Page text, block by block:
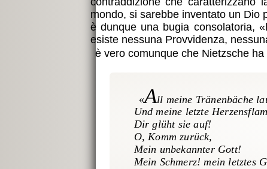
mondo, si sarebbe inventato un Dio
è dunque una bugia consolatoria,
esiste nessuna Provvidenza,
è vero comunque che Nietzsche
«All meine Tränenbäche
Und meine letzte
Dir glüht sie auf!
O, Komm zurück,
Mein unbekannter Gott!
Mein Schmerz! mein letztes